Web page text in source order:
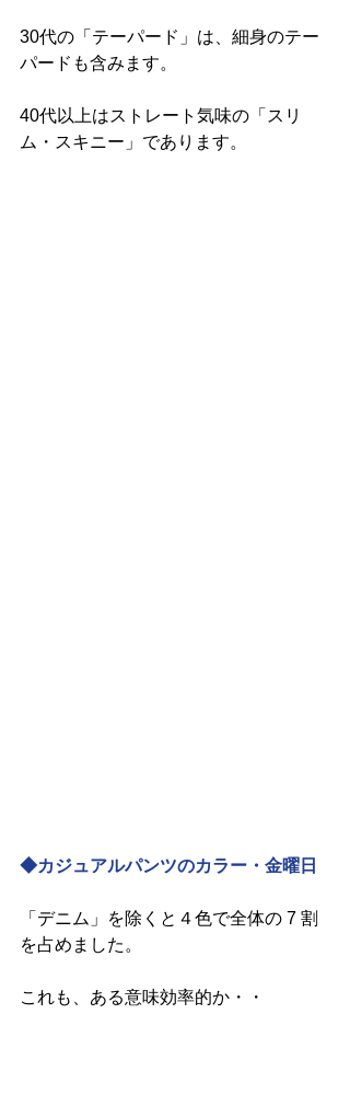
30代の「テーパード」は、細身のテー
パードも含みます。
40代以上はストレート気味の「スリ
ム・スキニー」であります。
◆カジュアルパンツのカラー・金曜日
「デニム」を除くと４色で全体の 7 割
を占めました。
これも、ある意味効率的か・・